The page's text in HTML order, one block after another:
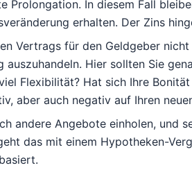
Prolongation. In diesem Fall
erhalten. Der Zins
Vertrags für den Geldgeber
auszuhandeln. Hier sollten Sie
Flexibilität? Hat sich Ihre
aber auch negativ auf Ihren
andere Angebote einholen, und
das mit einem Hypotheken-